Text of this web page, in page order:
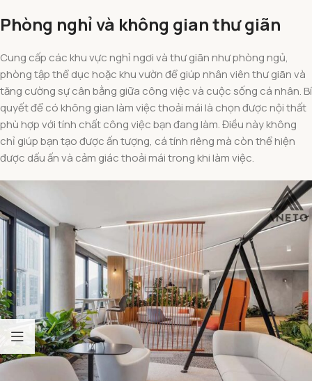
Phòng nghỉ và không gian thư giãn
Cung cấp các khu vực nghỉ ngơi và thư giãn như phòng ngủ,
phòng tập thể dục hoặc khu vườn để giúp nhân viên thư giãn và
tăng cường sự cân bằng giữa công việc và cuộc sống cá nhân. Bí
quyết để có không gian làm việc thoải mái là chọn được nội thất
phù hợp với tính chất công việc bạn đang làm. Điều này không
chỉ giúp bạn tạo được ấn tượng, cá tính riêng mà còn thể hiện
được dấu ấn và cảm giác thoải mái trong khi làm việc.